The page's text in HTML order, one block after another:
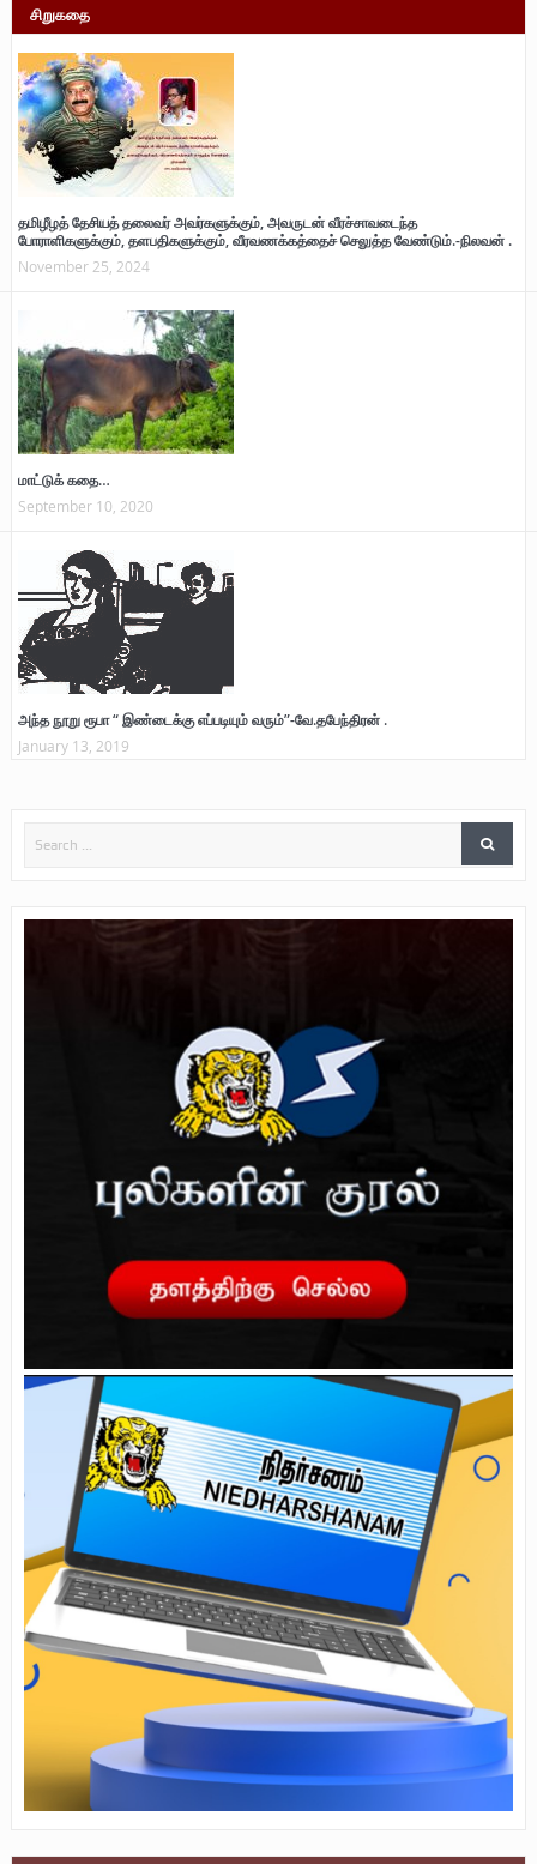
சிறுகதை
தமிழீழத் தேசியத் தலைவர் அவர்களுக்கும், அவருடன் வீரச்சாவடைந்த
போராளிகளுக்கும், தளபதிகளுக்கும், வீரவணக்கத்தைச் செலுத்த வேண்டும்.-நிலவன் .
November 25, 2024
மாட்டுக் கதை…
September 10, 2020
அந்த நூறு ரூபா “ இண்டைக்கு எப்படியும் வரும்”-வே.தபேந்திரன் .
January 13, 2019